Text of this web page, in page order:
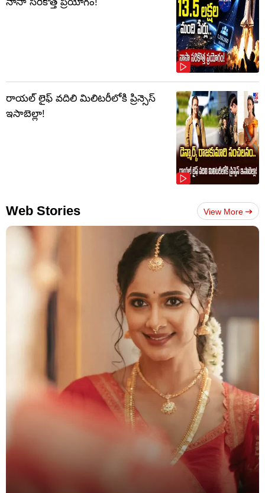
నాసా సరికొత్త ప్రయోగం!
రాయల్ లైఫ్ వదిలి మిలిటరీలోకి ప్రిన్సెస్
ఇసాబెల్లా!
Web Stories View More